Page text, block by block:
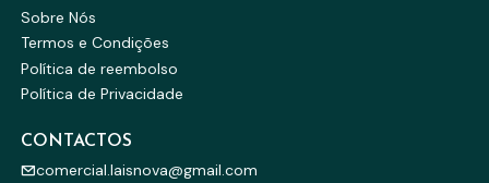
Sobre Nós
Termos e Condições
Política de reembolso
Política de Privacidade
CONTACTOS
comercial.laisnova@gmail.com